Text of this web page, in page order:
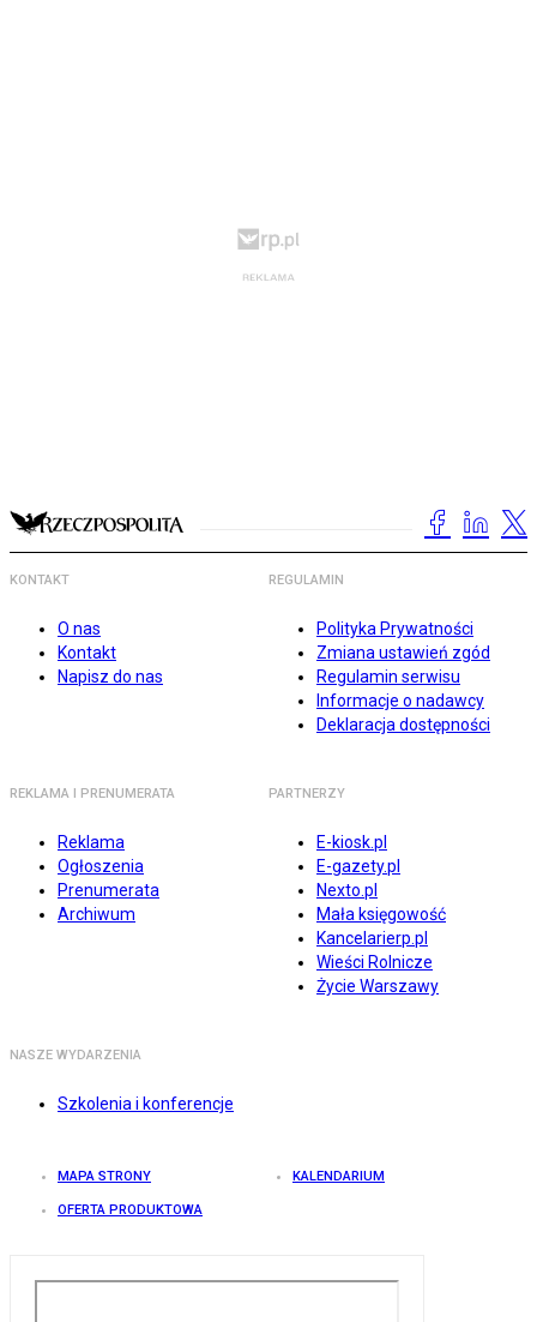
KONTAKT
O nas
Kontakt
Napisz do nas
REGULAMIN
Polityka Prywatności
Zmiana ustawień zgód
Regulamin serwisu
Informacje o nadawcy
Deklaracja dostępności
REKLAMA I PRENUMERATA
Reklama
Ogłoszenia
Prenumerata
Archiwum
PARTNERZY
E-kiosk.pl
E-gazety.pl
Nexto.pl
Mała księgowość
Kancelarierp.pl
Wieści Rolnicze
Życie Warszawy
NASZE WYDARZENIA
Szkolenia i konferencje
MAPA STRONY KALENDARIUM
OFERTA PRODUKTOWA